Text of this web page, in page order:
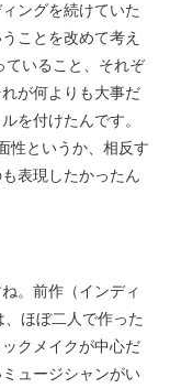
ングを続けていた
ことを改めて考え
いること、それぞ
が何よりも大事だ
を付けたんです。
性というか、相反す
表現したかったん
。前作（インディ
ほぼ二人で作った
クメイクが中心だ
ュージシャンがい